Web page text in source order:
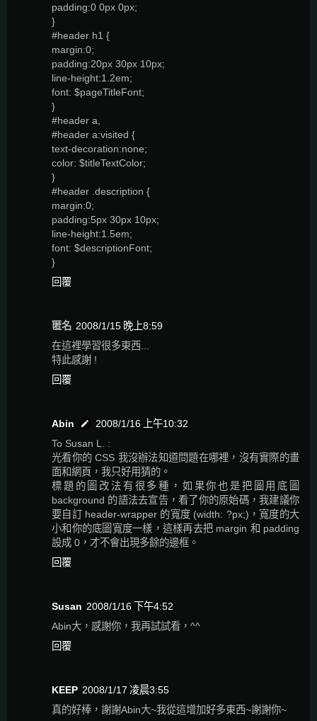
padding:0 0px 0px;
}
#header h1 {
margin:0;
padding:20px 30px 10px;
line-height:1.2em;
font: $pageTitleFont;
}
#header a,
#header a:visited {
text-decoration:none;
color: $titleTextColor;
}
#header .description {
margin:0;
padding:5px 30px 10px;
line-height:1.5em;
font: $descriptionFont;
}
回覆
匿名 2008/1/15 晚上8:59
在這裡學習很多東西...
特此感謝 !
回覆
Abin
2008/1/16 上午10:32
To Susan L. :
光看你的 CSS 我沒辦法知道問題在哪裡，沒有實際的畫
面和網頁，我只好用猜的。
標題的圖改法有很多種，如果你也是把圖用底圖
background 的語法去宣告，看了你的原始碼，我建議你
要自訂 header-wrapper 的寬度 (width: ?px;)，寬度的大
小和你的底圖寬度一樣，這樣再去把 margin 和 padding
設成 0，才不會出現多餘的邊框。
回覆
Susan 2008/1/16 下午4:52
Abin大，感謝你，我再試試看，^^
回覆
KEEP 2008/1/17 凌晨3:55
真的好棒，謝謝Abin大~我從這增加好多東西~謝謝你~